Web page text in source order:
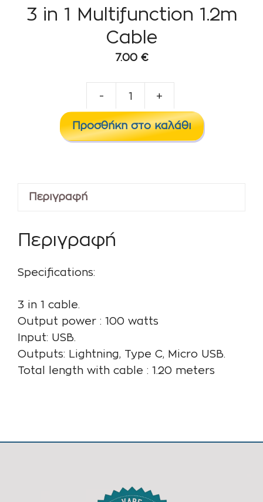
3 in 1 Multifunction 1.2m
Cable
7.00 €
-
in
+
Προσθήκη στο καλάθι
Περιγραφή
Περιγραφή
Specifications:
3 in 1 cable.
Output power : 100 watts
Input: USB.
Outputs: Lightning, Type C, Micro USB.
Total length with cable : 1.20 meters